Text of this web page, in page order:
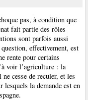
pas, à condition que
fait partie des rôles
sont parfois aussi
effectivement, est
rente pour certains
voir l’agriculture : la
cesse de reculer, et les
la demande est en